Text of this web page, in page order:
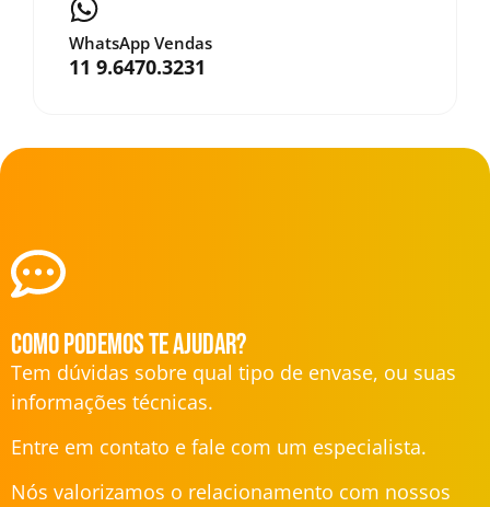
WhatsApp Vendas
11 9.6470.3231
Como podemos te ajudar?
Tem dúvidas sobre qual tipo de envase, ou suas
informações técnicas.
Entre em contato e fale com um especialista.
Nós valorizamos o relacionamento com nossos